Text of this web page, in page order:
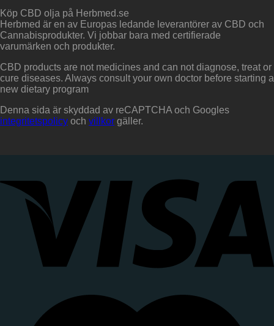
Köp CBD olja på Herbmed.se
Herbmed är en av Europas ledande leverantörer av CBD och
Cannabisprodukter. Vi jobbar bara med certifierade
varumärken och produkter.
CBD products are not medicines and can not diagnose, treat or
cure diseases. Always consult your own doctor before starting a
new dietary program
Denna sida är skyddad av reCAPTCHA och Googles
integritetspolicy och villkor gäller.